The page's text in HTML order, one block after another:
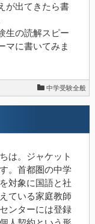
が出てきたら書
生の読解スピー
マに書いてみま
中学受験全般
は。ジャケット
。首都圏の中学
対象に国語と社
ている家庭教師
ンターには登録